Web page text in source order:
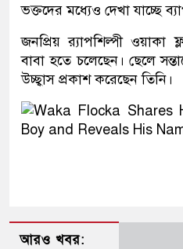
ভক্তদের মধ্যেও দেখা যাচ্ছে
জনপ্রিয় র‌্যাপশিল্পী ওয়াকা
বাবা হতে চলেছেন। ছেলে
উচ্ছ্বাস প্রকাশ করেছেন তিনি।
আরও খবর: